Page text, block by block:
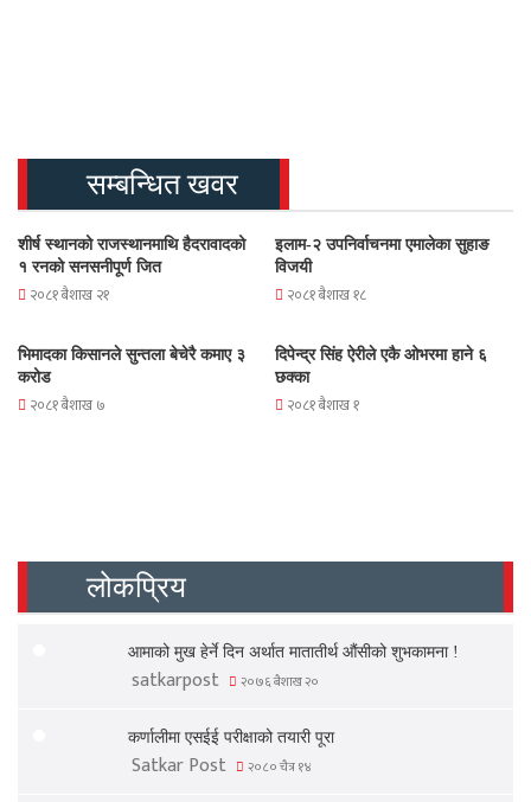
सम्बन्धित खवर
शीर्ष स्थानको राजस्थानमाथि हैदरावादको
१ रनको सनसनीपूर्ण जित
२०८१ बैशाख २१
इलाम-२ उपनिर्वाचनमा एमालेका सुहाङ
विजयी
२०८१ बैशाख १८
भिमादका किसानले सुन्तला बेचेरै कमाए ३
करोड
२०८१ बैशाख ७
दिपेन्द्र सिंह ऐरीले एकै ओभरमा हाने ६
छक्का
२०८१ बैशाख १
लोकप्रिय
आमाको मुख हेर्ने दिन अर्थात मातातीर्थ औंसीको शुभकामना !
satkarpost २०७६ बैशाख २०
कर्णालीमा एसईई परीक्षाको तयारी पूरा
Satkar Post २०८० चैत्र १४